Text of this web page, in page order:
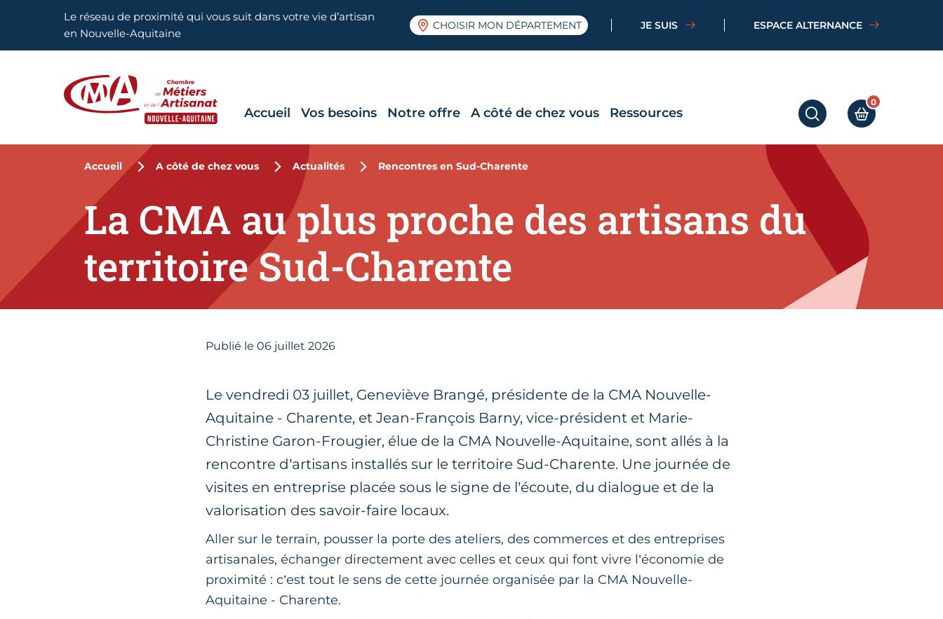
Aller en haut de pageLe réseau de proximité qui vous suit dans votre vie d’artisan
en Nouvelle-Aquitaine
CHOISIR MON DÉPARTEMENT JE SUIS ESPACE ALTERNANCE
RECHERCHERMON PANIER
0
Accueil Vos besoins Notre offre A côté de chez vous Ressources
Accueil A côté de chez vous Actualités Rencontres en Sud-Charente
La CMA au plus proche des artisans du
territoire Sud-Charente
Publié le06 juillet 2026
Le vendredi 03 juillet, Geneviève Brangé, présidente de la CMA Nouvelle-
Aquitaine - Charente, et Jean-François Barny, vice-président et Marie-
Christine Garon-Frougier, élue de la CMA Nouvelle-Aquitaine, sont allés à la
rencontre d’artisans installés sur le territoire Sud-Charente. Une journée de
visites en entreprise placée sous le signe de l’écoute, du dialogue et de la
valorisation des savoir-faire locaux.
Aller sur le terrain, pousser la porte des ateliers, des commerces et des entreprises
artisanales, échanger directement avec celles et ceux qui font vivre l’économie de
proximité : c’est tout le sens de cette journée organisée par la CMA Nouvelle-
Aquitaine - Charente.